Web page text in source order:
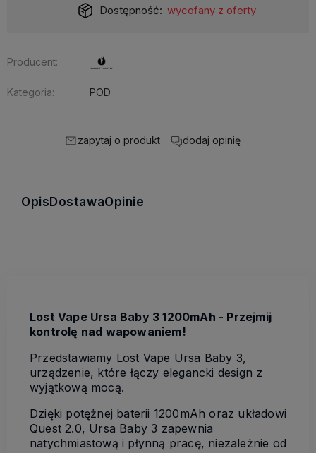
Dostępność: wycofany z oferty
Producent:
Kategoria: POD
zapytaj o produkt dodaj opinię
Opis DostawaOpinie
Lost Vape Ursa Baby 3 1200mAh - Przejmij
kontrolę nad wapowaniem!
Przedstawiamy Lost Vape Ursa Baby 3,
urządzenie, które łączy elegancki design z
wyjątkową mocą.
Dzięki potężnej baterii 1200mAh oraz układowi
Quest 2.0, Ursa Baby 3 zapewnia
natychmiastową i płynną pracę, niezależnie od